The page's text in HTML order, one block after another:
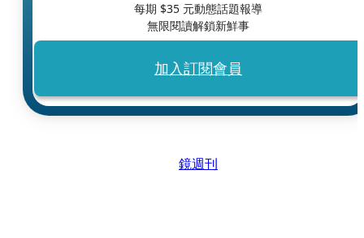
每期 $35 元動態話題報導
無限閱讀解鎖新鮮事
加入訂閱會員
鏡週刊